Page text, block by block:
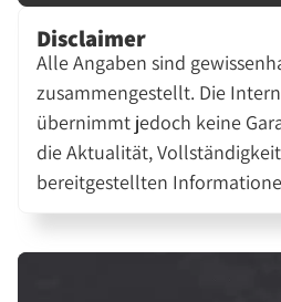
Disclaimer
Alle Angaben sind
zusammengestellt. Die
übernimmt jedoch keine
die Aktualität,
bereitgestellten